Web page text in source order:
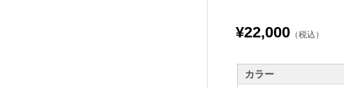
¥22,000（税込）
カラー